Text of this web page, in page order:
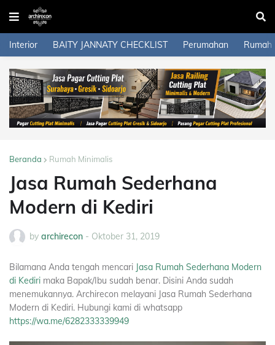
Interior BAITY JANNATY CHECKLIST Perumahan Rumah
Beranda Rumah Minimalis
Jasa Rumah Sederhana
Modern di Kediri
by archirecon - Oktober 31, 2019
Bilamana Anda tengah mencari Jasa Rumah Sederhana Modern
di Kediri maka Bapak/Ibu sudah benar. Disini Anda sudah
menemukannya. Archirecon melayani Jasa Rumah Sederhana
Modern di Kediri. Hubungi kami di whatsapp
https://wa.me/6282333339949